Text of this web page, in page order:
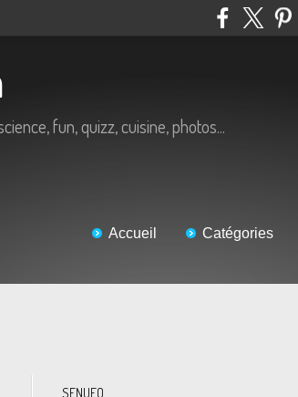
fun, quizz, cuisine, photos...
Accueil Catégories
SENUFO